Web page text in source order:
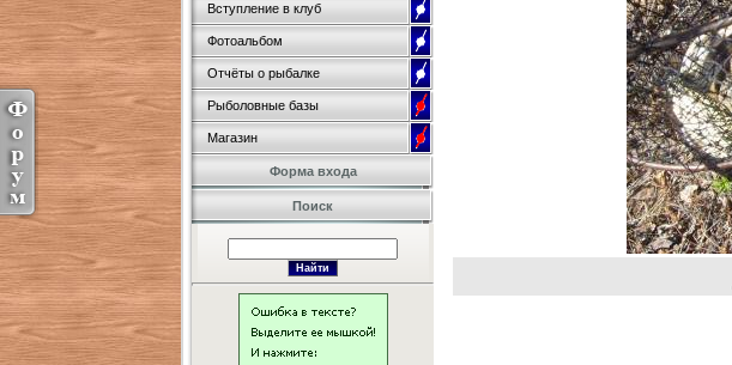
Вступление в клуб
Фотоальбом
Отчёты о рыбалке
Рыболовные базы
Магазин
Форма входа
Поиск